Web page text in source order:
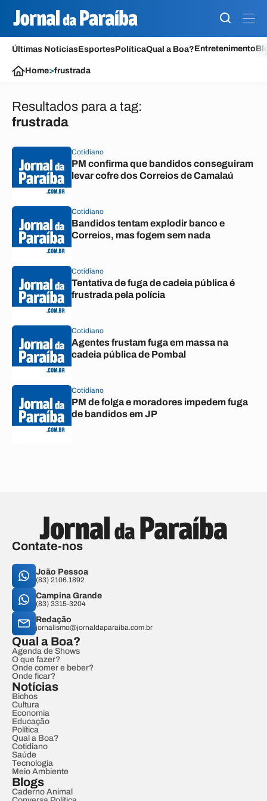
Últimas NotíciasEsportesPolíticaQual a Boa?Entretenimento
Home>frustrada
Resultados para a tag:
frustrada
Cotidiano
PM confirma que bandidos conseguiram
levar cofre dos Correios de Camalaú
Cotidiano
Bandidos tentam explodir banco e
Correios, mas fogem sem nada
Cotidiano
Tentativa de fuga de cadeia pública é
frustrada pela polícia
Cotidiano
Agentes frustam fuga em massa na
cadeia pública de Pombal
Cotidiano
PM de folga e moradores impedem fuga
de bandidos em JP
Contate-nos
João Pessoa
(83) 2106.1892
Campina Grande
(83) 3315-3204
Redação
jornalismo@jornaldaparaiba.com.br
Qual a Boa?
Agenda de Shows
O que fazer?
Onde comer e beber?
Onde ficar?
Notícias
Bichos
Cultura
Economia
Educação
Política
Qual a Boa?
Cotidiano
Saúde
Tecnologia
Meio Ambiente
Blogs
Caderno Animal